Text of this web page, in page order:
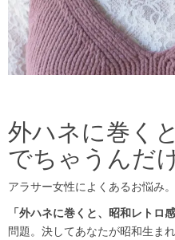
外ハネに巻く
でちゃうんだ
アラサー女性によくあるお悩み。
「外ハネに巻くと、昭和レトロ
問題。決してあなたが昭和生ま